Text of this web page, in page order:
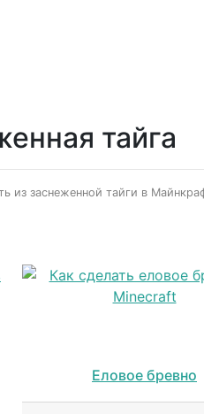
тайга
из заснеженной тайги в
Еловое бревно